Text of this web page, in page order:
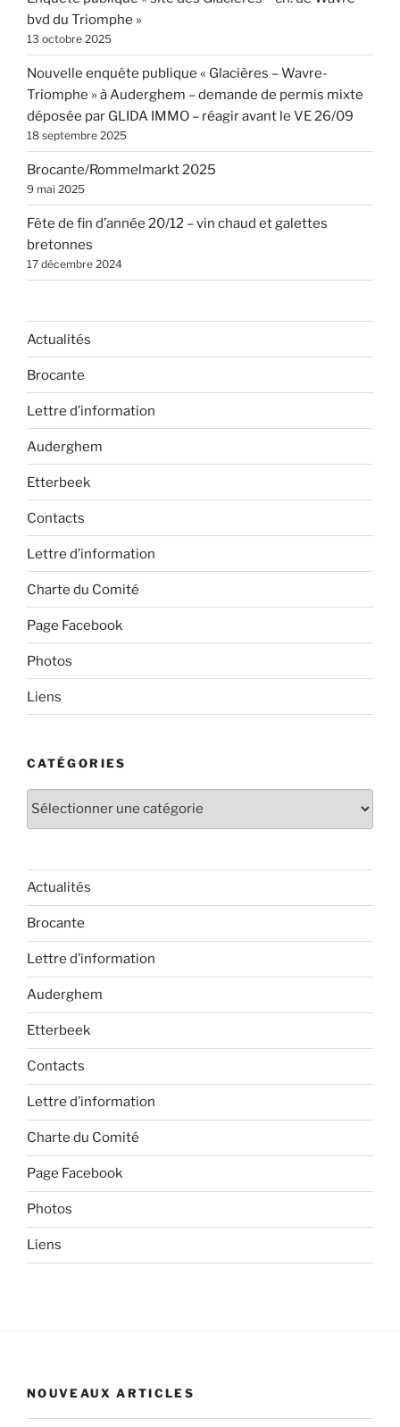
bvd du Triomphe »
13 octobre 2025
Nouvelle enquête publique « Glacières – Wavre-
Triomphe » à Auderghem – demande de permis mixte
déposée par GLIDA IMMO – réagir avant le VE 26/09
18 septembre 2025
Brocante/Rommelmarkt 2025
9 mai 2025
Fête de fin d’année 20/12 – vin chaud et galettes
bretonnes
17 décembre 2024
Actualités
Brocante
Lettre d’information
Auderghem
Etterbeek
Contacts
Lettre d’information
Charte du Comité
Page Facebook
Photos
Liens
CATÉGORIES
Catégories
Actualités
Brocante
Lettre d’information
Auderghem
Etterbeek
Contacts
Lettre d’information
Charte du Comité
Page Facebook
Photos
Liens
NOUVEAUX ARTICLES